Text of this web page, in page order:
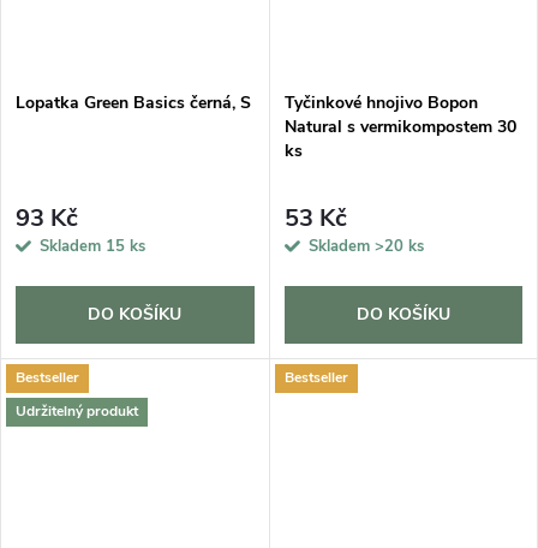
Lopatka Green Basics černá, S
93 Kč
Skladem 15 ks
DO KOŠÍKU
Tyčinkové hnojivo Bopon
Natural s vermikompostem 30
ks
53 Kč
Skladem >20 ks
DO KOŠÍKU
Bestseller
Udržitelný produkt
Bestseller